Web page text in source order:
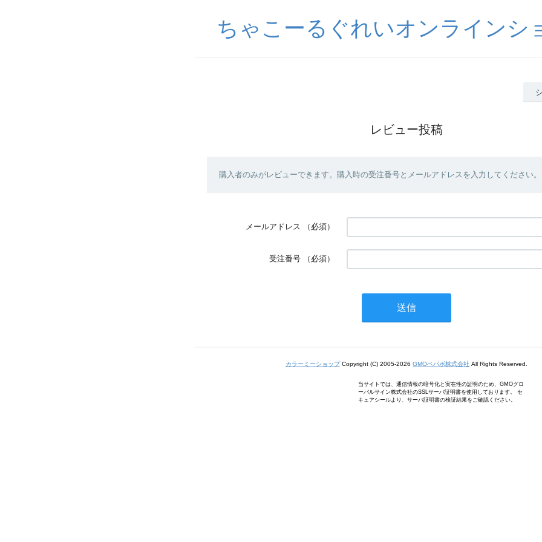
ちゃこーるぐれいオンラインシ
レビュー投稿
購入者のみがレビューできます。購入時の受注番号とメールアドレスを入力してください。
メールアドレス （必須）
受注番号 （必須）
カラーミーショップCopyright (C) 2005-2026 GMOペパボ株式会社 All Rights Reserved.
当サイトでは、通信情報の暗号化と実在性の証明のため、GMOグロ
ーバルサイン株式会社のSSLサーバ証明書を使用しております。 セ
キュアシールより、サーバ証明書の検証結果をご確認ください。